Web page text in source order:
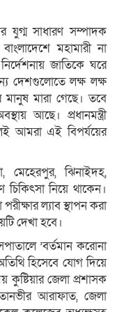
যুগ্ম সাধারণ সম্পাদক
মহামারী না
জাতিকে ঘরে
দেশগুলোতে লক্ষ লক্ষ
মারা গেছে। তবে
আছে। প্রধানমন্ত্রী
আমরা এই বিপর্যয়ের
মেহেরপুর, ঝিনাইদহ,
নিয়ে থাকেন।
ল্যাব স্থাপন করা
দেখা হবে।
’বর্তমান করোনা
হিসেবে যোগ দিয়ে
জেলা প্রশাসক
আরাফাত, জেলা